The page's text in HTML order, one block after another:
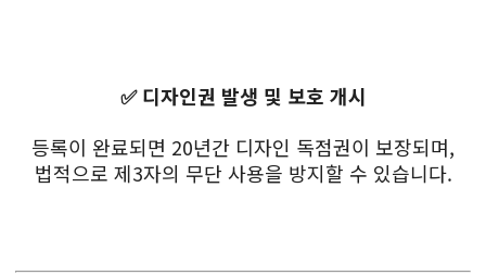
✅ 디자인권 발생 및 보호 개시
등록이 완료되면 20년간 디자인 독점권이 보장되며,
법적으로 제3자의 무단 사용을 방지할 수 있습니다.